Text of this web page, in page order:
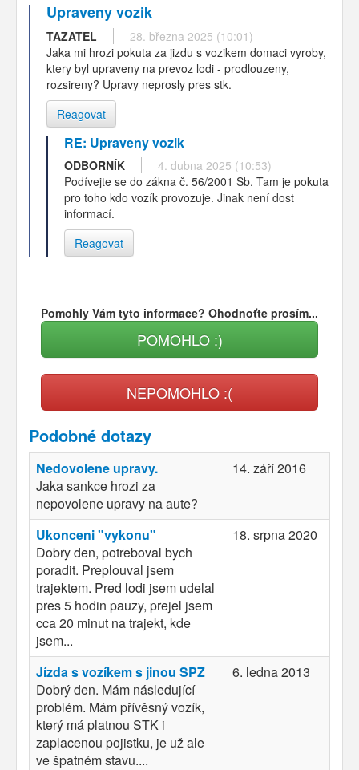
Upraveny vozik
TAZATEL
28. března 2025 (10:01)
Jaka mi hrozi pokuta za jizdu s vozikem domaci vyroby,
ktery byl upraveny na prevoz lodi - prodlouzeny,
rozsireny? Upravy neprosly pres stk.
Reagovat
RE: Upraveny vozik
ODBORNÍK
4. dubna 2025 (10:53)
Podívejte se do zákna č. 56/2001 Sb. Tam je pokuta
pro toho kdo vozík provozuje. Jinak není dost
informací.
Reagovat
Pomohly Vám tyto informace? Ohodnoťte prosím...
POMOHLO :)
NEPOMOHLO :(
Podobné dotazy
Nedovolene upravy.
Jaka sankce hrozi za
nepovolene upravy na aute?
14. září 2016
Ukonceni "vykonu"
Dobry den, potreboval bych
poradit. Preplouval jsem
trajektem. Pred lodi jsem udelal
pres 5 hodin pauzy, prejel jsem
cca 20 minut na trajekt, kde
jsem...
18. srpna 2020
Jízda s vozíkem s jinou SPZ
Dobrý den. Mám následující
problém. Mám přívěsný vozík,
který má platnou STK i
zaplacenou pojistku, je už ale
ve špatném stavu....
6. ledna 2013